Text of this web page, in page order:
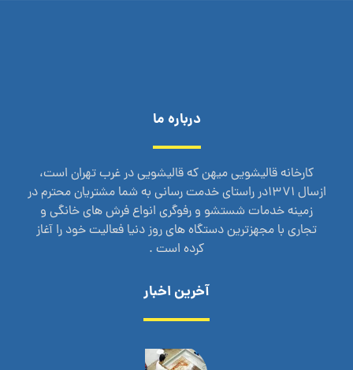
درباره ما
کارخانه قالیشویی میهن که قالیشویی در غرب تهران است،
ازسال 1371در راستای خدمت رسانی به شما مشتریان محترم در
زمینه خدمات شستشو و رفوگری انواع فرش های خانگی و
تجاری با مجهزترین دستگاه های روز دنیا فعالیت خود را آغاز
کرده است .
آخرین اخبار